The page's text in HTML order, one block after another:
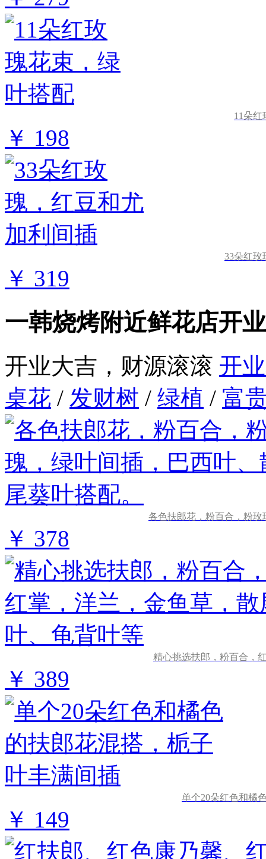
11朵红
￥ 198
33朵红玫
￥ 319
一韩烧烤附近鲜花店开
开业大吉，财源滚滚 开
桌花 / 发财树 / 绿植 / 富
各色扶郎花，粉百合，粉
￥ 378
精心挑选扶郎，粉百合，
￥ 389
单个20朵红色和橘
￥ 149